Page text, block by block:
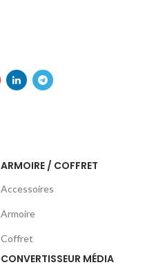
ARMOIRE / COFFRET
Accessoires
Armoire
Coffret
CONVERTISSEUR MÉDIA